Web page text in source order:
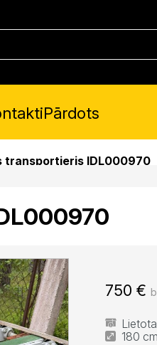
Pārdots
transportieris IDL000970
750€
Lietota
180 cm